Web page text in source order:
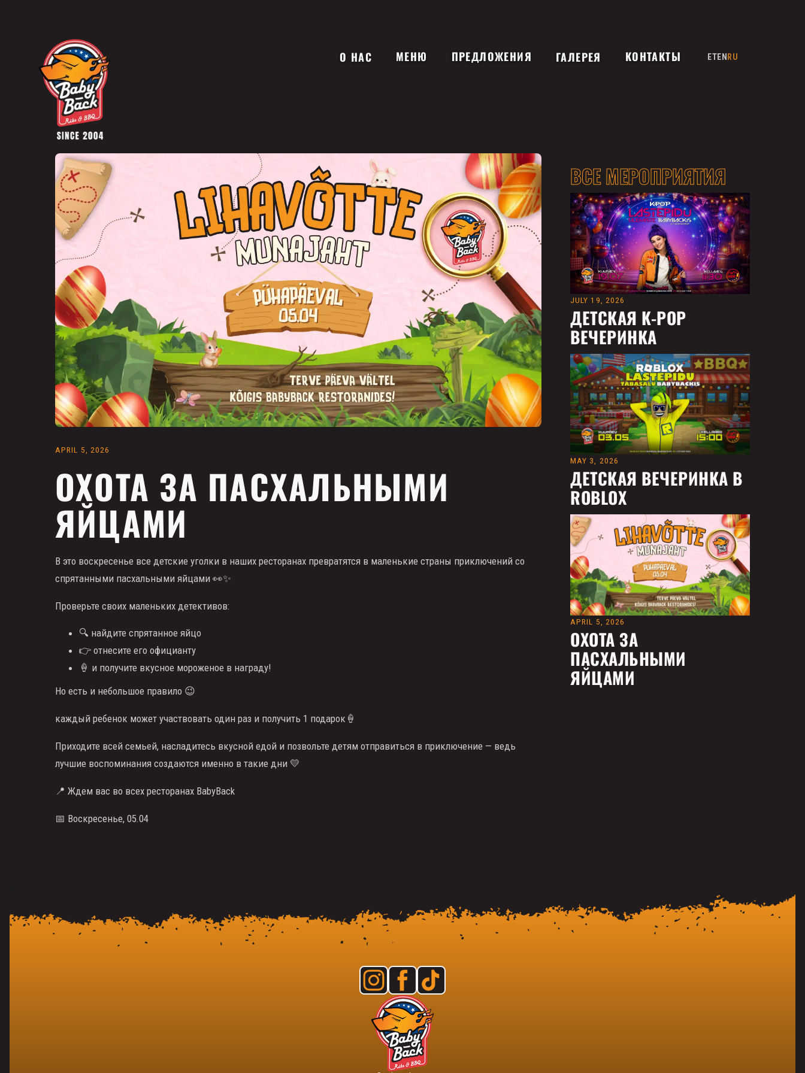
О НАС МЕНЮ ПРЕДЛОЖЕНИЯ ГАЛЕРЕЯ КОНТАКТЫ ETENRU
APRIL 5, 2026
ОХОТА ЗА ПАСХАЛЬНЫМИ
ЯЙЦАМИ
В это воскресенье все детские уголки в наших ресторанах превратятся в маленькие страны приключений со
спрятанными пасхальными яйцами 👀✨
Проверьте своих маленьких детективов:
🔍 найдите спрятанное яйцо
👉 отнесите его официанту
🍦 и ​​получите вкусное мороженое в награду!
Но есть и небольшое правило 😉
каждый ребенок может участвовать один раз и получить 1 подарок🍦
Приходите всей семьей, насладитесь вкусной едой и позвольте детям отправиться в приключение — ведь
лучшие воспоминания создаются именно в такие дни 💛
📍 Ждем вас во всех ресторанах BabyBack
📅 Воскресенье, 05.04
ВСЕ МЕРОПРИЯТИЯ
JULY 19, 2026
ДЕТСКАЯ K-POP
ВЕЧЕРИНКА
MAY 3, 2026
ДЕТСКАЯ ВЕЧЕРИНКА В
ROBLOX
APRIL 5, 2026
ОХОТА ЗА
ПАСХАЛЬНЫМИ
ЯЙЦАМИ